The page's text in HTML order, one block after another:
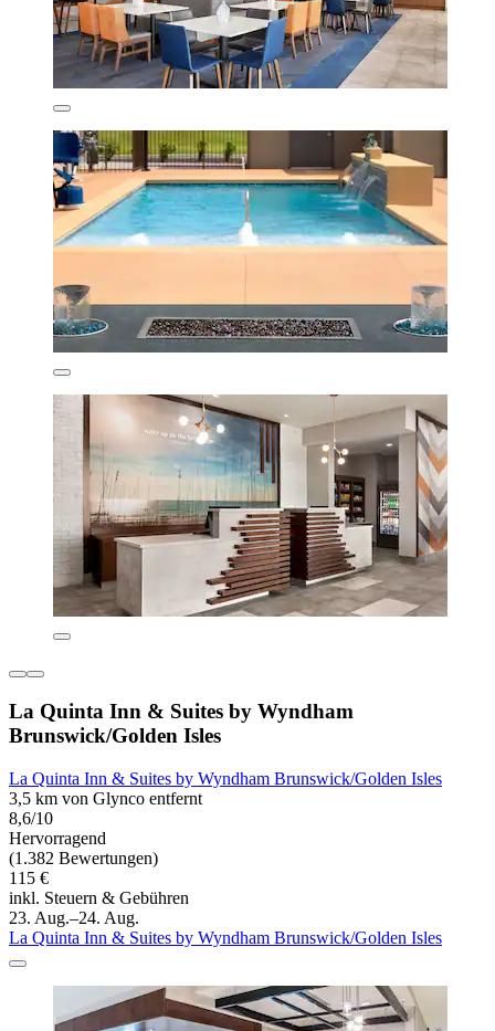
La Quinta Inn & Suites by Wyndham
Brunswick/Golden Isles
La Quinta Inn & Suites by Wyndham Brunswick/Golden Isles
3,5 km von Glynco entfernt
8,6/10
Hervorragend
(1.382 Bewertungen)
115 €
inkl. Steuern & Gebühren
23. Aug.–24. Aug.
La Quinta Inn & Suites by Wyndham Brunswick/Golden Isles